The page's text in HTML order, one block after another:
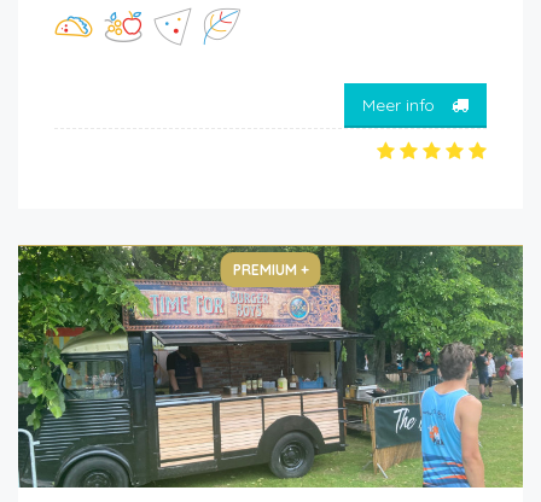
Meer info
PREMIUM +